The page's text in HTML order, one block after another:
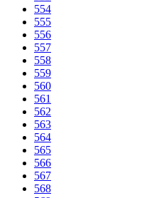
554
555
556
557
558
559
560
561
562
563
564
565
566
567
568